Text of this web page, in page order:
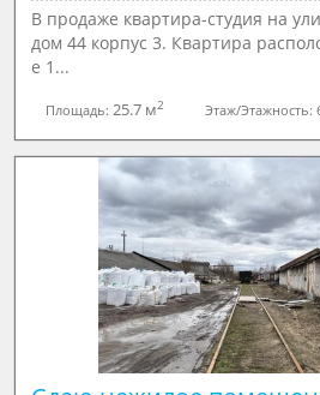
В продаже квартира-студия на
дом 44 корпус 3. Квартира
е 1...
Площадь: 25.7 м2 Этаж/Этажность: